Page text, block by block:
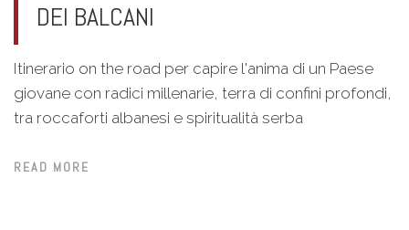
DEI BALCANI
Itinerario on the road per capire l'anima di un Paese
giovane con radici millenarie, terra di confini profondi,
tra roccaforti albanesi e spiritualità serba
READ MORE